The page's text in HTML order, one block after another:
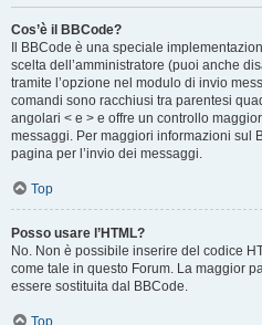
Cos’è il BBCode?
Il BBCode è una speciale
scelta dell’amministratore (puoi anche
tramite l’opzione nel modulo di invio
comandi sono racchiusi tra parentesi
angolari < e > e offre un controllo
messaggi. Per maggiori informazioni sul
pagina per l’invio dei messaggi.
Top
Posso usare l’HTML?
No. Non è possibile inserire del codice
come tale in questo Forum. La maggior
essere sostituita dal BBCode.
Top